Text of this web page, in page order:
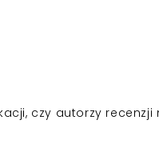
czy autorzy recenzji